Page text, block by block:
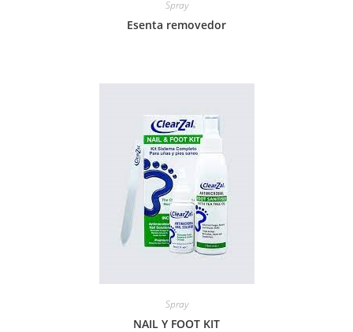
Spray
Esenta removedor
Spray
NAIL Y FOOT KIT